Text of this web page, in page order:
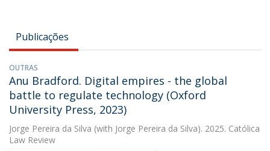
Publicações
OUTRAS
Anu Bradford. Digital empires - the global
battle to regulate technology (Oxford
University Press, 2023)
Jorge Pereira da Silva (with Jorge Pereira da Silva). 2025. Católica
Law Review